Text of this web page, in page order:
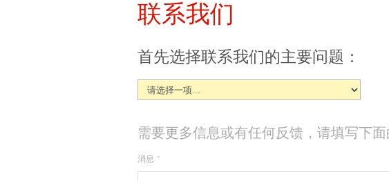
联系我们
首先选择联系我们的主要问题：
需要更多信息或有任何反馈，请填写下面
消息 *